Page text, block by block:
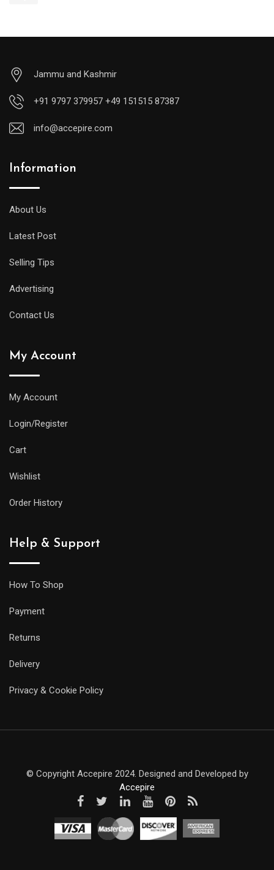
Jammu and Kashmir
+91 9797 379957 +49 151515 87387
info@accepire.com
Information
About Us
Latest Post
Selling Tips
Advertising
Contact Us
My Account
My Account
Login/Register
Cart
Wishlist
Order History
Help & Support
How To Shop
Payment
Returns
Delivery
Privacy & Cookie Policy
© Copyright Accepire 2024. Designed and Developed by
Accepire